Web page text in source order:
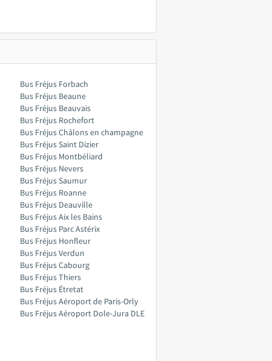
Bus Fréjus Forbach
Bus Fréjus Beaune
Bus Fréjus Beauvais
Bus Fréjus Rochefort
Bus Fréjus Châlons en champagne
Bus Fréjus Saint Dizier
Bus Fréjus Montbéliard
Bus Fréjus Nevers
Bus Fréjus Saumur
Bus Fréjus Roanne
Bus Fréjus Deauville
Bus Fréjus Aix les Bains
Bus Fréjus Parc Astérix
Bus Fréjus Honfleur
Bus Fréjus Verdun
Bus Fréjus Cabourg
Bus Fréjus Thiers
Bus Fréjus Étretat
Bus Fréjus Aéroport de Paris-Orly
Bus Fréjus Aéroport Dole-Jura DLE